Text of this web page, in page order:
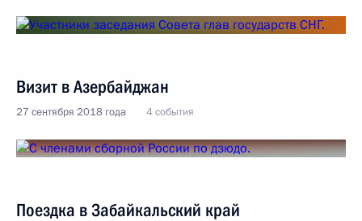
Визит в Азербайджан
27 сентября 2018 года 4 события
Поездка в Забайкальский край